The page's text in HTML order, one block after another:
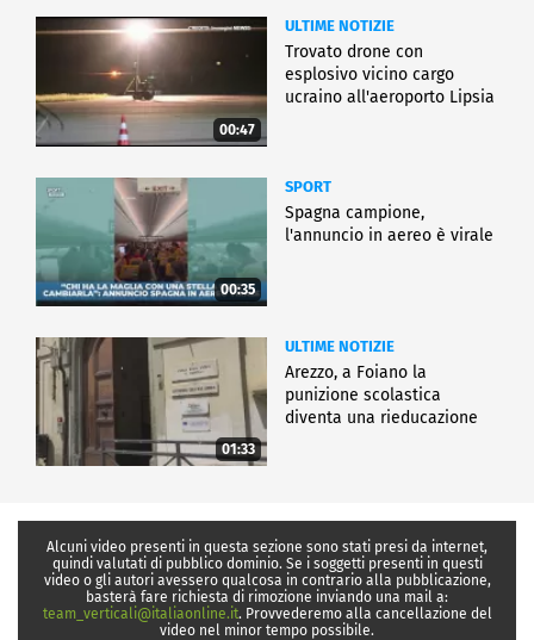
00:47
ULTIME NOTIZIE
Trovato drone con
esplosivo vicino cargo
ucraino all'aeroporto Lipsia
00:35
SPORT
Spagna campione,
l'annuncio in aereo è virale
01:33
ULTIME NOTIZIE
Arezzo, a Foiano la
punizione scolastica
diventa una rieducazione
Alcuni video presenti in questa sezione sono stati presi da internet,
quindi valutati di pubblico dominio. Se i soggetti presenti in questi
video o gli autori avessero qualcosa in contrario alla pubblicazione,
basterà fare richiesta di rimozione inviando una mail a:
team_verticali@italiaonline.it. Provvederemo alla cancellazione del
video nel minor tempo possibile.